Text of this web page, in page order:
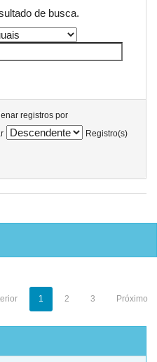
de busca.
registros por
Registro(s)
1 2 3 Próximo